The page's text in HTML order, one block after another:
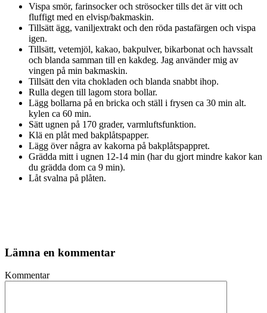
Vispa smör, farinsocker och strösocker tills det är vitt och
fluffigt med en elvisp/bakmaskin.
Tillsätt ägg, vaniljextrakt och den röda pastafärgen och vispa
igen.
Tillsätt, vetemjöl, kakao, bakpulver, bikarbonat och havssalt
och blanda samman till en kakdeg. Jag använder mig av
vingen på min bakmaskin.
Tillsätt den vita chokladen och blanda snabbt ihop.
Rulla degen till lagom stora bollar.
Lägg bollarna på en bricka och ställ i frysen ca 30 min alt.
kylen ca 60 min.
Sätt ugnen på 170 grader, varmluftsfunktion.
Klä en plåt med bakplåtspapper.
Lägg över några av kakorna på bakplåtspappret.
Grädda mitt i ugnen 12-14 min (har du gjort mindre kakor kan
du grädda dom ca 9 min).
Låt svalna på plåten.
Lämna en kommentar
Kommentar